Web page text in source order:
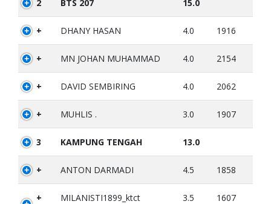
2 BTS 207 15.0
+ DHANY HASAN 4.0 1916
+ MN JOHAN MUHAMMAD 4.0 2154
+ DAVID SEMBIRING 4.0 2062
+ MUHLIS . 3.0 1907
3 KAMPUNG TENGAH 13.0
+ ANTON DARMADI 4.5 1858
+
MILANISTI1899_ktct
3.5 1607